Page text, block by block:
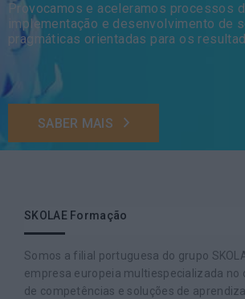
Provocamos e aceleramos processos
implementação e desenvolvimento de
pragmáticas orientadas para os
SABER MAIS
SKOLAE Formação
Somos a filial portuguesa do grupo
empresa europeia multiespecializada no
de competências e soluções de